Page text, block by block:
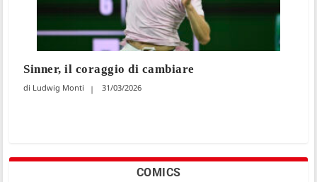
Sinner, il coraggio di cambiare
Ludwig Monti 31/03/2026
COMICS